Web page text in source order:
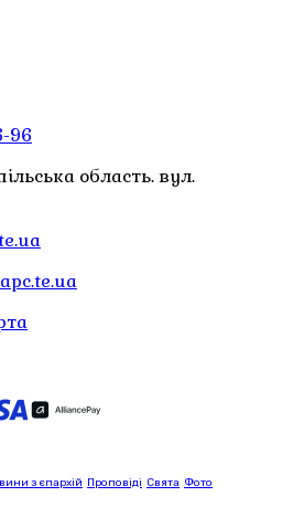
96
область. вул.
з єпархій Проповіді Свята Фото